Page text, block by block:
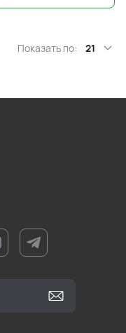
Показать по: 21